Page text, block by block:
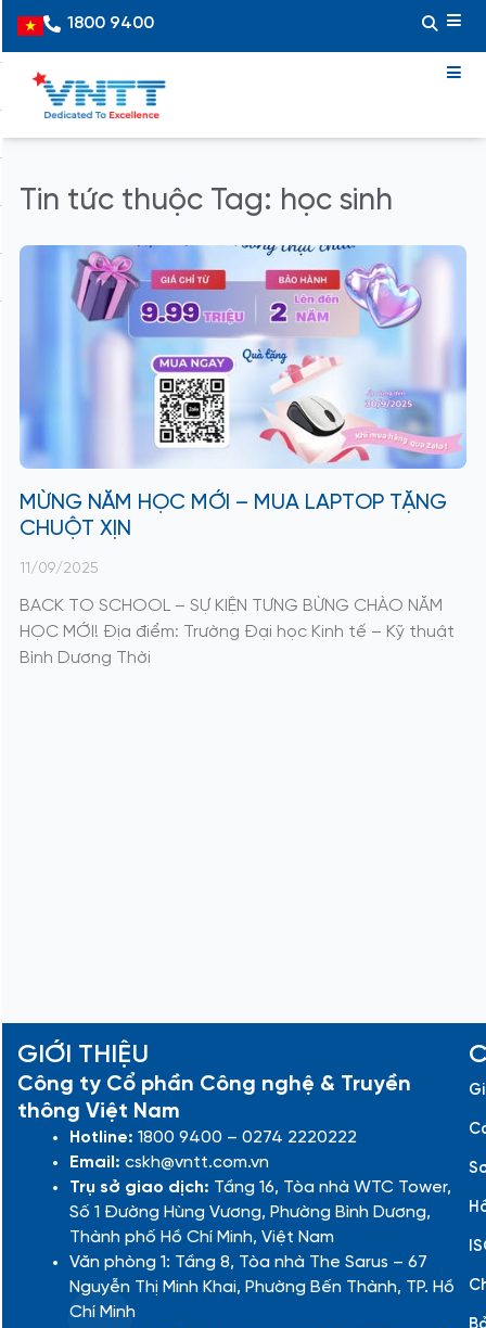
content
Vietnamese
1800 9400
Tin tức thuộc Tag: học sinh
MỪNG NĂM HỌC MỚI – MUA LAPTOP TẶNG
CHUỘT XỊN
11/09/2025
BACK TO SCHOOL – SỰ KIỆN TƯNG BỪNG CHÀO NĂM
HỌC MỚI! Địa điểm: Trường Đại học Kinh tế – Kỹ thuật
Bình Dương Thời
GIỚI THIỆU
Công ty Cổ phần Công nghệ & Truyền
thông Việt Nam
Hotline: 1800 9400 – 0274 2220222
Email: cskh@vntt.com.vn
Trụ sở giao dịch: Tầng 16, Tòa nhà WTC Tower,
Số 1 Đường Hùng Vương, Phường Bình Dương,
Thành phố Hồ Chí Minh, Việt Nam
Văn phòng 1: Tầng 8, Tòa nhà The Sarus – 67
Nguyễn Thị Minh Khai, Phường Bến Thành, TP. Hồ
Chí Minh